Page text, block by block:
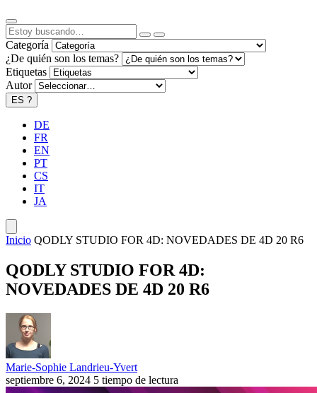
Categoría
¿De quién son los temas?
Etiquetas
Autor
ES ?
DE
FR
EN
PT
CS
IT
JA
Inicio QODLY STUDIO FOR 4D: NOVEDADES DE 4D 20 R6
QODLY STUDIO FOR 4D:
NOVEDADES DE 4D 20 R6
Marie-Sophie Landrieu-Yvert
septiembre 6, 2024 5 tiempo de lectura